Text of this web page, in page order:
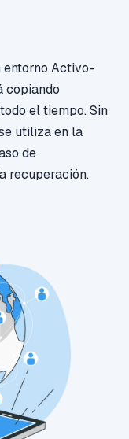
entorno Activo-
copiando
el tiempo. Sin
utiliza en la
de
recuperación.